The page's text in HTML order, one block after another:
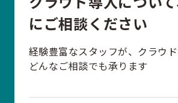
にご相談ください
経験豊富なスタッフが、クラウ
どんなご相談でも承ります